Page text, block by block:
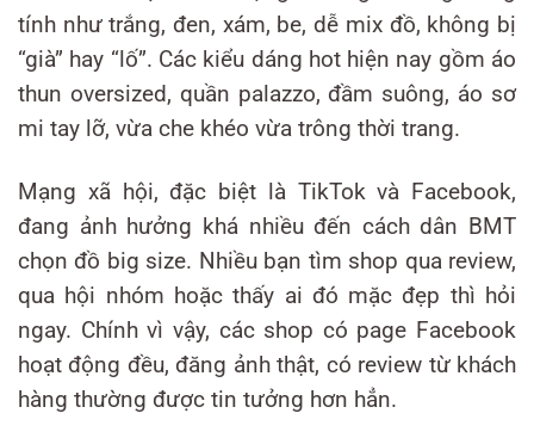
tính như trắng, đen, xám, be, dễ mix đồ, không bị
“già” hay “lố”. Các kiểu dáng hot hiện nay gồm áo
thun oversized, quần palazzo, đầm suông, áo sơ
mi tay lỡ, vừa che khéo vừa trông thời trang.
Mạng xã hội, đặc biệt là TikTok và Facebook,
đang ảnh hưởng khá nhiều đến cách dân BMT
chọn đồ big size. Nhiều bạn tìm shop qua review,
qua hội nhóm hoặc thấy ai đó mặc đẹp thì hỏi
ngay. Chính vì vậy, các shop có page Facebook
hoạt động đều, đăng ảnh thật, có review từ khách
hàng thường được tin tưởng hơn hẳn.